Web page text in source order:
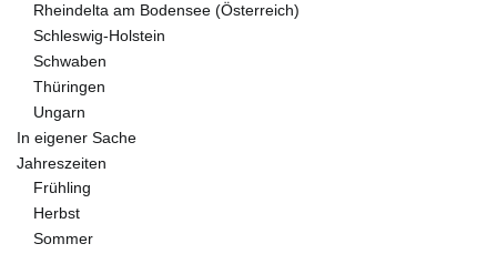
Rheindelta am Bodensee (Österreich)
Schleswig-Holstein
Schwaben
Thüringen
Ungarn
In eigener Sache
Jahreszeiten
Frühling
Herbst
Sommer